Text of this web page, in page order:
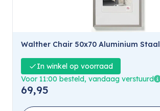
Walther Chair 50x70 Aluminium Staal
In winkel op voorraad
Voor 11:00 besteld, vandaag verstuurd
69,95